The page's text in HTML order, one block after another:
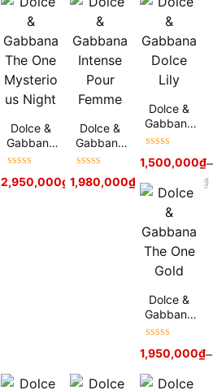
4,300,000 ₫
Dolce &
Gabbana
The One
Night
hạng5sao 3,300,000 ₫
2,950,000₫
Dolce &
Gabbana
Intense
Femme
hạng5sao 3,200,000 ₫
1,980,000₫
Dolce &
Gabbana
Dolce Lily
hạng5sao
1,500,000₫–
Dolce &
Gabbana
The One
hạng5sao
1,950,000₫–